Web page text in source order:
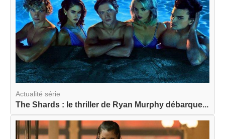
Actualité série
The Shards : le thriller de Ryan Murphy débarque...